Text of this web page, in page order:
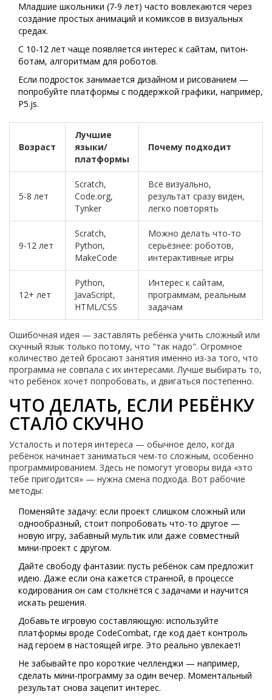
Младшие школьники (7-9 лет) часто вовлекаются через
создание простых анимаций и комиксов в визуальных
средах.
С 10-12 лет чаще появляется интерес к сайтам, питон-
ботам, алгоритмам для роботов.
Если подросток занимается дизайном и рисованием —
попробуйте платформы с поддержкой графики, например,
P5.js.
Возраст
Лучшие
языки/
платформы
Почему подходит
5-8 лет
Scratch,
Code.org,
Tynker
Всё визуально,
результат сразу виден,
легко повторять
9-12 лет
Scratch,
Python,
MakeCode
Можно делать что-то
серьёзнее: роботов,
интерактивные игры
12+ лет
Python,
JavaScript,
HTML/CSS
Интерес к сайтам,
программам, реальным
задачам
Ошибочная идея — заставлять ребёнка учить сложный или
скучный язык только потому, что "так надо". Огромное
количество детей бросают занятия именно из-за того, что
программа не совпала с их интересами. Лучше выбирать то,
что ребёнок хочет попробовать, и двигаться постепенно.
ЧТО ДЕЛАТЬ, ЕСЛИ РЕБЁНКУ
СТАЛО СКУЧНО
Усталость и потеря интереса — обычное дело, когда
ребёнок начинает заниматься чем-то сложным, особенно
программированием. Здесь не помогут уговоры вида «это
тебе пригодится» — нужна смена подхода. Вот рабочие
методы:
Поменяйте задачу: если проект слишком сложный или
однообразный, стоит попробовать что-то другое —
новую игру, забавный мультик или даже совместный
мини-проект с другом.
Дайте свободу фантазии: пусть ребёнок сам предложит
идею. Даже если она кажется странной, в процессе
кодирования он сам столкнётся с задачами и научится
искать решения.
Добавьте игровую составляющую: используйте
платформы вроде CodeCombat, где код даёт контроль
над героем в настоящей игре. Это реально увлекает!
Не забывайте про короткие челленджи — например,
сделать мини-программу за один вечер. Моментальный
результат снова зацепит интерес.